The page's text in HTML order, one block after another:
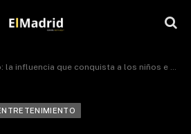
que conquista a los niños e impulsa el K-pop en Brasil